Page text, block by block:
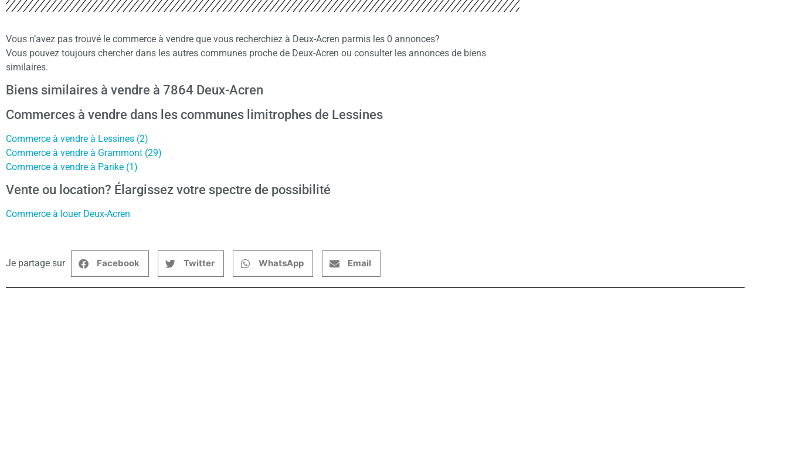
Vous n’avez pas trouvé le commerce à vendre que vous recherchiez à Deux-Acren parmis les 0 annonces?
Vous pouvez toujours chercher dans les autres communes proche de Deux-Acren ou consulter les annonces de biens
similaires.
Biens similaires à vendre à 7864 Deux-Acren
Commerces à vendre dans les communes limitrophes de Lessines
Commerce à vendre à Lessines (2)
Commerce à vendre à Grammont (29)
Commerce à vendre à Parike (1)
Vente ou location? Élargissez votre spectre de possibilité
Commerce à louer Deux-Acren
Je partage sur Facebook Twitter WhatsApp Email